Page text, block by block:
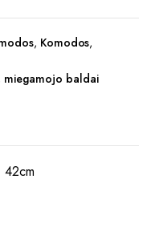
, Komodos,
miegamojo baldai